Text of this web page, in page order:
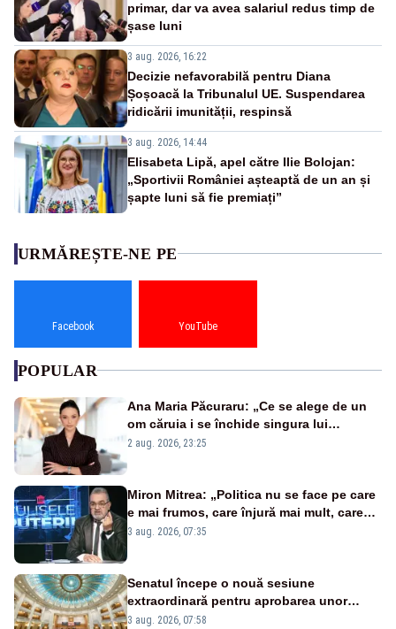
primar, dar va avea salariul redus timp de
șase luni
3 aug. 2026, 16:22
Decizie nefavorabilă pentru Diana
Șoșoacă la Tribunalul UE. Suspendarea
ridicării imunității, respinsă
3 aug. 2026, 14:44
Elisabeta Lipă, apel către Ilie Bolojan:
„Sportivii României așteaptă de un an și
șapte luni să fie premiați”
URMĂREȘTE-NE PE
Facebook YouTube
POPULAR
Ana Maria Păcuraru: „Ce se alege de un
om căruia i se închide singura lui
portiță?”
2 aug. 2026, 23:25
Miron Mitrea: „Politica nu se face pe care
e mai frumos, care înjură mai mult, care
țipă mai tare, ci pe proiecte”
3 aug. 2026, 07:35
Senatul începe o nouă sesiune
extraordinară pentru aprobarea unor
jaloane din PNRR
3 aug. 2026, 07:58